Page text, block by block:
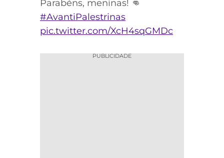
Parabéns, meninas! 👊
#AvantiPalestrinas
pic.twitter.com/XcH4sqGMDc
PUBLICIDADE